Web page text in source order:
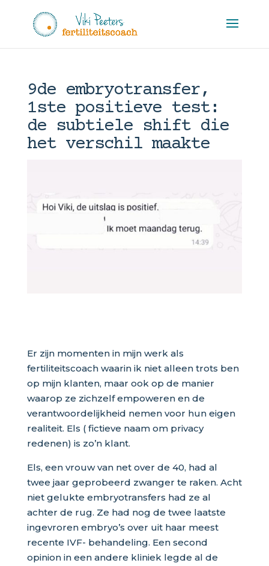
9de embryotransfer,
1ste positieve test:
de subtiele shift die
het verschil maakte
Er zijn momenten in mijn werk als
fertiliteitscoach waarin ik niet alleen trots ben
op mijn klanten, maar ook op de manier
waarop ze zichzelf empoweren en de
verantwoordelijkheid nemen voor hun eigen
realiteit. Els ( fictieve naam om privacy
redenen) is zo’n klant.
Els, een vrouw van net over de 40, had al
twee jaar geprobeerd zwanger te raken. Acht
niet gelukte embryotransfers had ze al
achter de rug. Ze had nog de twee laatste
ingevroren embryo’s over uit haar meest
recente IVF- behandeling. Een second
opinion in een andere kliniek legde al de